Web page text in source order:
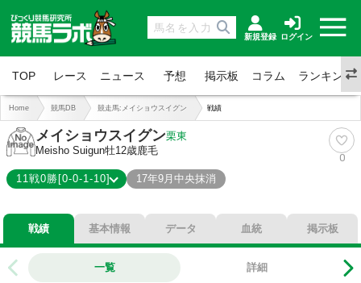
新規登録 ログイン
TOP レース ニュース 予想 掲示板 コラム ランキング
Home 競馬DB 競走馬:メイショウスイグン 戦績
メイショウスイグン栗東
Meisho Suigun牡12歳鹿毛
0
11戦0勝[0-0-1-10]
17年9月中央抹消
総合成績 0-0-1-10
0%
0%
複勝 9%
戦績 基本情報 データ 血統 掲示板
一覧 詳細